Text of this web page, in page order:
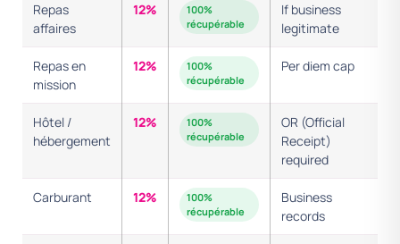
Repas
affaires
12%
100%
récupérable
If business
legitimate
Repas en
mission
12%
100%
récupérable
Per diem cap
Hôtel /
hébergement
12%
100%
récupérable
OR (Official
Receipt)
required
Carburant 12%
100%
récupérable
Business
records